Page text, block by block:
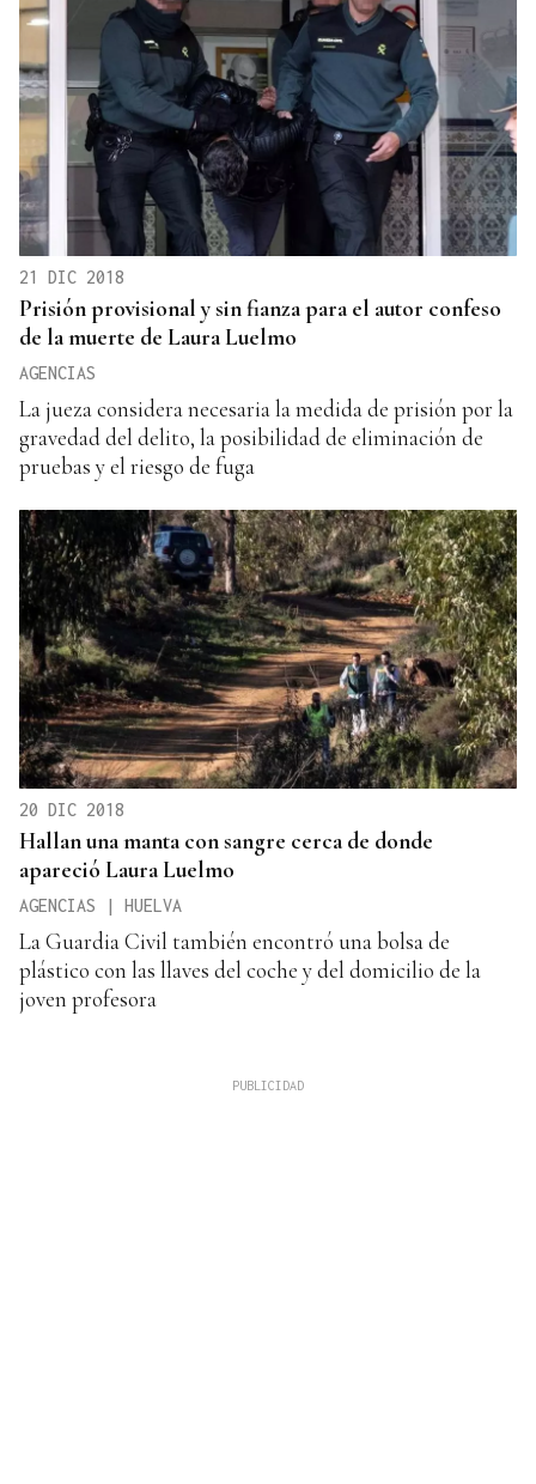
21 DIC 2018
Prisión provisional y sin fianza para el autor confeso
de la muerte de Laura Luelmo
AGENCIAS
La jueza considera necesaria la medida de prisión por la
gravedad del delito, la posibilidad de eliminación de
pruebas y el riesgo de fuga
20 DIC 2018
Hallan una manta con sangre cerca de donde
apareció Laura Luelmo
AGENCIAS | HUELVA
La Guardia Civil también encontró una bolsa de
plástico con las llaves del coche y del domicilio de la
joven profesora